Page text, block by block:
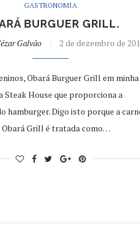
GASTRONOMIA
BURGUER GRILL.
Galvão 2 de dezembro de
Obará Burguer Grill em minha
Steak House que proporciona a
hamburger. Digo isto porque a
Obará Grill é tratada como…